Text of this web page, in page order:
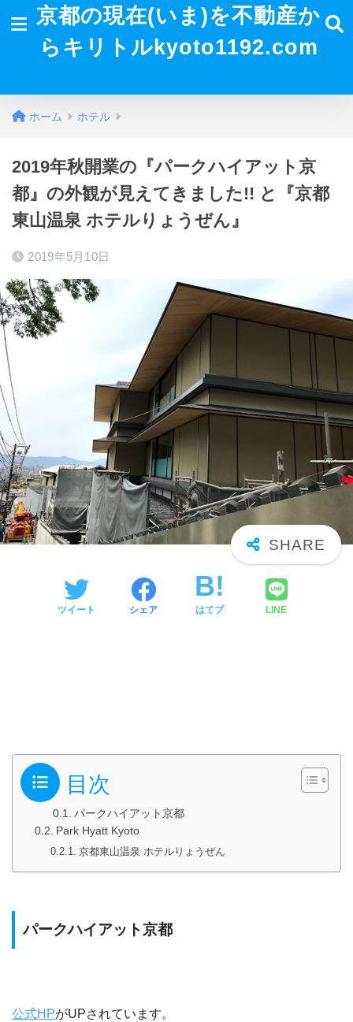
京都の現在(いま)を不動産か
らキリトルkyoto1192.com
ホーム ホテル
2019年秋開業の『パークハイアット京
都』の外観が見えてきました!! と『京都
東山温泉 ホテルりょうぜん』
2019年5月10日
ツイート シェア はてブ LINE
目次
パークハイアット京都
Park Hyatt Kyoto
京都東山温泉 ホテルりょうぜん
パークハイアット京都
公式HPがUPされています。